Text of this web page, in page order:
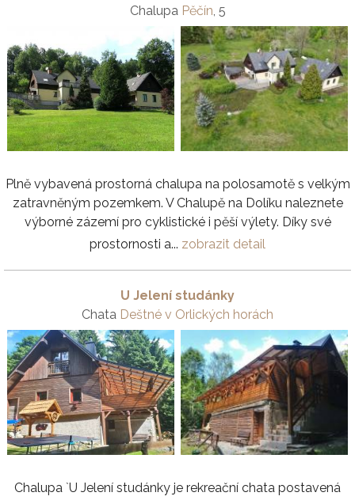
Chalupa Pěčín, 5
Plně vybavená prostorná chalupa na polosamotě s velkým
zatravněným pozemkem. V Chalupě na Dolíku naleznete
výborné zázemí pro cyklistické i pěší výlety. Díky své
prostornosti a... zobrazit detail
U Jelení studánky
Chata Deštné v Orlických horách
Chalupa `U Jelení studánky je rekreační chata postavená